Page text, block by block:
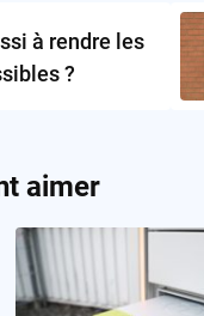
à rendre les
?
aimer